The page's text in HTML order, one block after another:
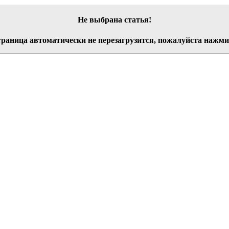
Не выбрана статья!
автоматически не перезагрузится, пожалуйста